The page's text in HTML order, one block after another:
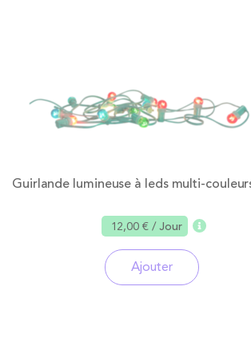
Guirlande lumineuse à leds multi-
12,00 €/ Jour
Ajouter